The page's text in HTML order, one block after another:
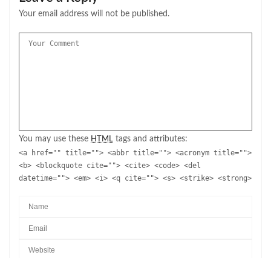
Your email address will not be published.
You may use these HTML tags and attributes:
<a href="" title=""> <abbr title=""> <acronym title="">
<b> <blockquote cite=""> <cite> <code> <del
datetime=""> <em> <i> <q cite=""> <s> <strike> <strong>